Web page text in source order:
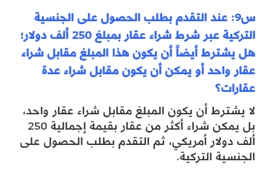
س9: عند التقدم بطلب الحصول على الجنسية
التركية عبر شرط شراء عقار بمبلغ 250 ألف دولار؛
هل يشترط أيضاً أن يكون هذا المبلغ مقابل شراء
عقار واحد أو يمكن أن يكون مقابل شراء عدة
عقارات؟
لا يشترط أن يكون المبلغ مقابل شراء عقار واحد،
بل يمكن شراء أكثر من عقار بقيمة إجمالية 250
ألف دولار أمريكي، ثم التقدم بطلب الحصول على
الجنسية التركية.